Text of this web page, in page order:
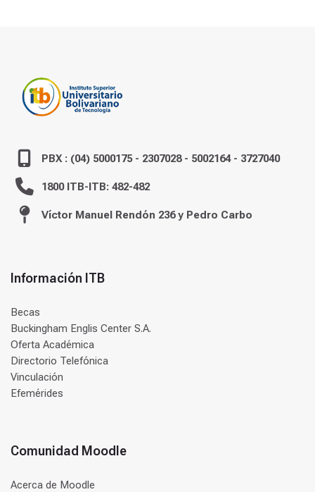
PBX : (04) 5000175 - 2307028 - 5002164 - 3727040
1800 ITB-ITB: 482-482
Víctor Manuel Rendón 236 y Pedro Carbo
Información ITB
Becas
Buckingham Englis Center S.A.
Oferta Académica
Directorio Telefónica
Vinculación
Efemérides
Comunidad Moodle
Acerca de Moodle